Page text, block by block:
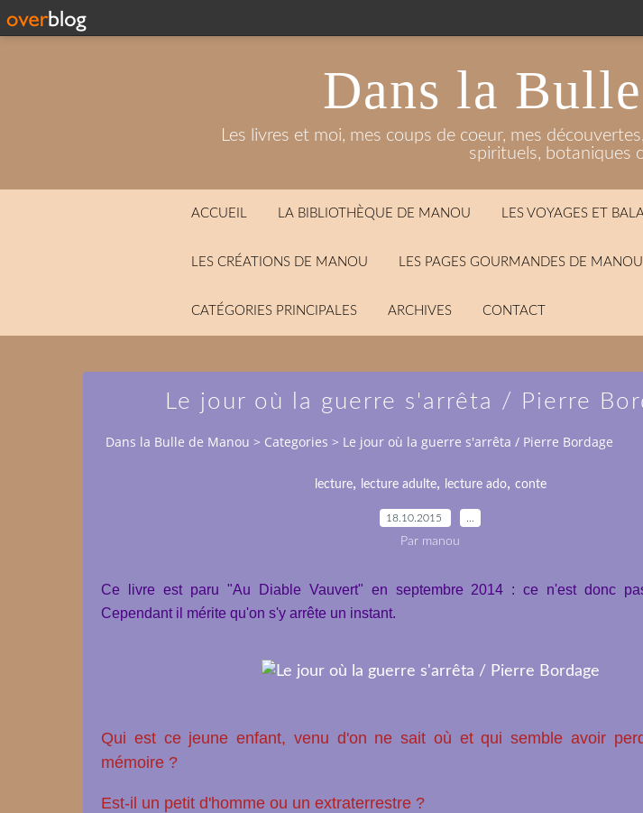
Dans la
Les livres et moi, mes coups de coeur, mes
spirituels, botaniques
ACCUEIL LA BIBLIOTHÈQUE DE MANOU LES VOYAGES ET
LES CRÉATIONS DE MANOU LES PAGES GOURMANDES DE MANOU
CATÉGORIES PRINCIPALES ARCHIVES CONTACT
Le jour où la guerre s'arrêta / Pierre
Dans la Bulle de Manou > Categories > Le jour où la guerre s'arrêta / Pierre Bordage
lecture, lecture adulte, lecture ado, conte
18.10.2015
Par manou
Ce livre est paru "Au Diable Vauvert" en septembre 2014 : ce n'est donc
Cependant il mérite qu'on s'y arrête un instant.
Qui est ce jeune enfant, venu d'on ne sait où et qui semble avoir
mémoire ?
Est-il un petit d'homme ou un extraterrestre ?